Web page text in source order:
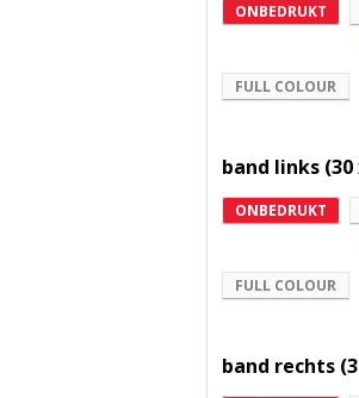
ONBEDRUKT
FULL COLOUR
band links (30
ONBEDRUKT
FULL COLOUR
band rechts